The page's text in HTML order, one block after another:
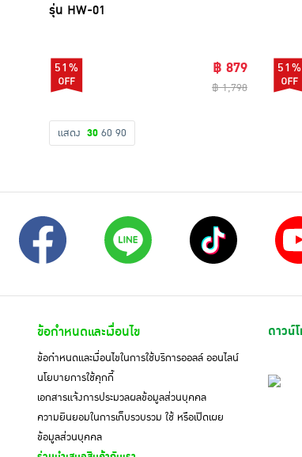
รุ่น HW-01
51% ฿ 879
฿ 1,798
51%
แสดง 30 60 90
ข้อกำหนดและเงื่อนไข
ข้อกำหนดและเงื่อนไขในการใช้บริการออลล์ ออนไลน์
นโยบายการใช้คุกกี้
เอกสารแจ้งการประมวลผลข้อมูลส่วนบุคคล
ความยินยอมในการเก็บรวบรวม ใช้ หรือเปิดเผย
ข้อมูลส่วนบุคคล
ดาวน์